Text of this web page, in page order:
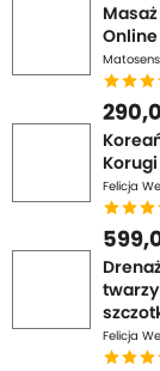
Online
Felicja
Felicja